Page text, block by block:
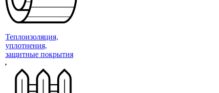
Теплоизоляция,
уплотнения,
защитные покрытия